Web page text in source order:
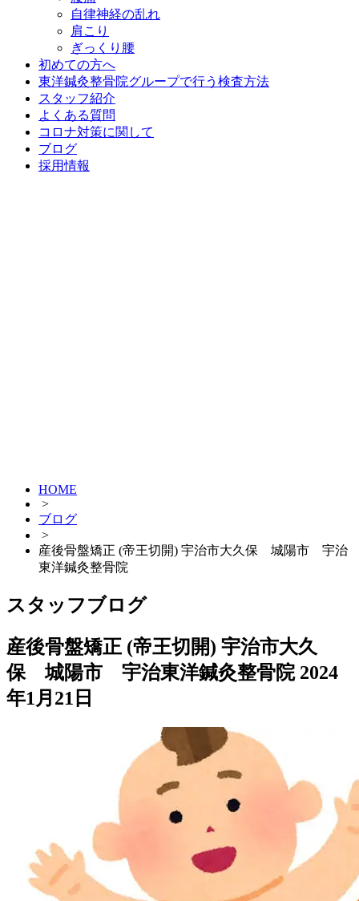
自律神経の乱れ
肩こり
ぎっくり腰
初めての方へ
東洋鍼灸整骨院グループで行う検査方法
スタッフ紹介
よくある質問
コロナ対策に関して
ブログ
採用情報
HOME
>
ブログ
>
産後骨盤矯正 (帝王切開) 宇治市大久保 城陽市 宇治
東洋鍼灸整骨院
スタッフブログ
産後骨盤矯正 (帝王切開) 宇治市大久
保 城陽市 宇治東洋鍼灸整骨院 2024
年1月21日